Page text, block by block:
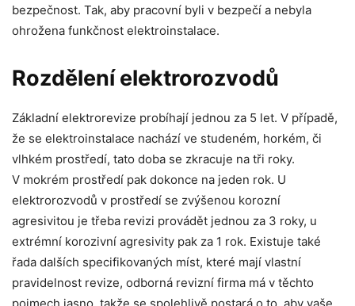
bezpečnost. Tak, aby pracovní byli v bezpečí a nebyla
ohrožena funkčnost elektroinstalace.
Rozdělení elektrorozvodů
Základní elektrorevize probíhají jednou za 5 let. V případě,
že se elektroinstalace nachází ve studeném, horkém, či
vlhkém prostředí, tato doba se zkracuje na tři roky.
V mokrém prostředí pak dokonce na jeden rok. U
elektrorozvodů v prostředí se zvýšenou korozní
agresivitou je třeba revizi provádět jednou za 3 roky, u
extrémní korozivní agresivity pak za 1 rok. Existuje také
řada dalších specifikovaných míst, které mají vlastní
pravidelnost revize, odborná revizní firma má v těchto
pojmech jasno, takže se spolehlivě postará o to, aby vaše